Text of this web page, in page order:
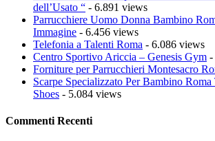
dell’Usato “ - 6.891 views
Parrucchiere Uomo Donna Bambino
Immagine - 6.456 views
Telefonia a Talenti Roma - 6.086 views
Centro Sportivo Ariccia – Genesis Gym -
Forniture per Parrucchieri Montesacro
Scarpe Specializzato Per Bambino
Shoes - 5.084 views
Commenti Recenti